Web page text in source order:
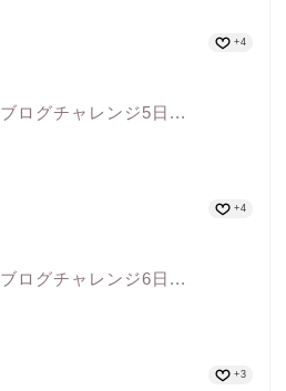
ブログチャレンジ5日...
+4
ブログチャレンジ6日...
+4
+3